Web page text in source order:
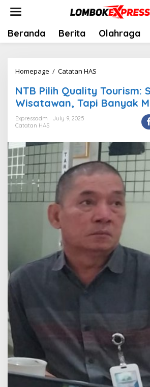
Skip
content
Beranda Berita Olahraga
Homepage / Catatan HAS
Quality
Tourism:
Tapi
Banyak
Manfaat
NTB Pilih Quality Tourism:
Wisatawan, Tapi Banyak
Expressadm
July 9, 2025
Catatan HAS